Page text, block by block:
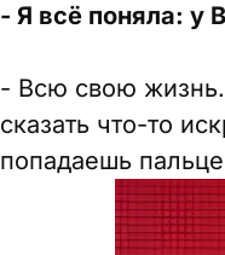
- Я всё поняла: у
- Всю свою жизнь.
сказать что-то
попадаешь